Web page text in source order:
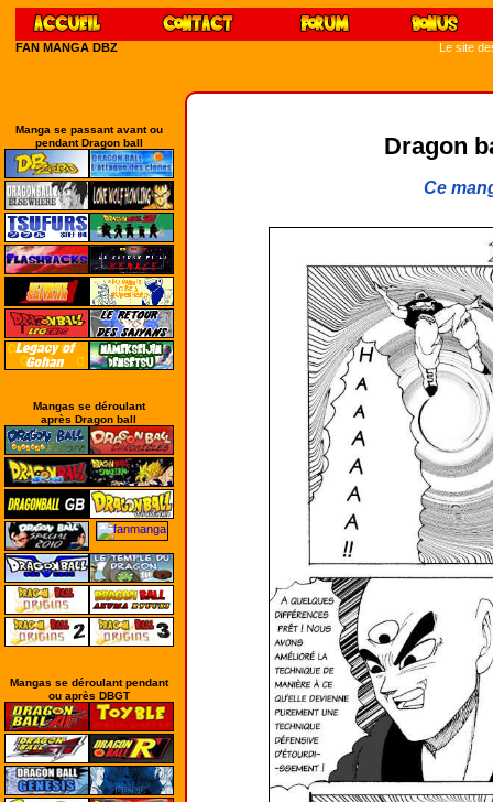
FAN MANGA DBZ Le site
Manga se passant avant ou
pendant Dragon ball
Mangas se déroulant
après Dragon ball
Mangas se déroulant pendant
ou après DBGT
Dragon
Ce